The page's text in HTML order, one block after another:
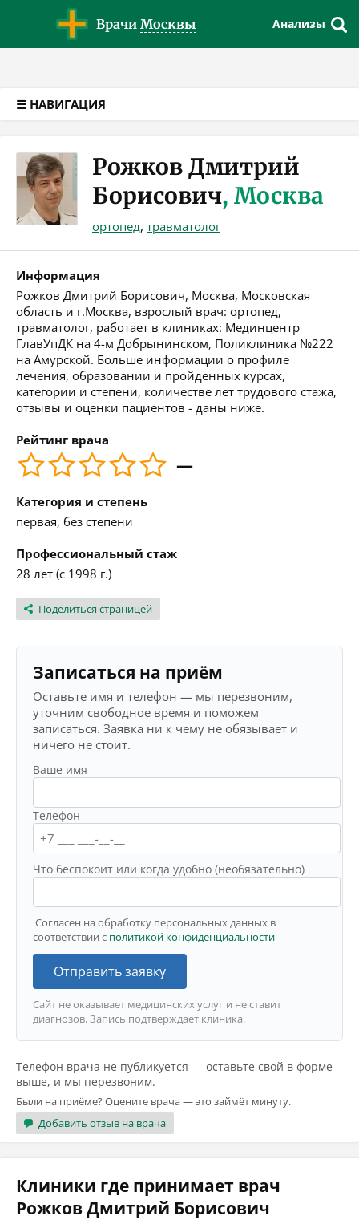
Врачи Москвы Анализы
☰ НАВИГАЦИЯ
Рожков Дмитрий
Борисович, Москва
ортопед, травматолог
Информация
Рожков Дмитрий Борисович, Москва, Московская
область и г.Москва, взрослый врач: ортопед,
травматолог, работает в клиниках: Мединцентр
ГлавУпДК на 4-м Добрынинском, Поликлиника №222
на Амурской. Больше информации о профиле
лечения, образовании и пройденных курсах,
категории и степени, количестве лет трудового стажа,
отзывы и оценки пациентов - даны ниже.
Рейтинг врача
—
Категория и степень
первая, без степени
Профессиональный стаж
28 лет (с 1998 г.)
Поделиться страницей
Записаться на приём
Оставьте имя и телефон — мы перезвоним,
уточним свободное время и поможем
записаться. Заявка ни к чему не обязывает и
ничего не стоит.
Ваше имя
Телефон
Что беспокоит или когда удобно (необязательно)
Согласен на обработку персональных данных в
соответствии с политикой конфиденциальности
Отправить заявку
Сайт не оказывает медицинских услуг и не ставит
диагнозов. Запись подтверждает клиника.
Телефон врача не публикуется — оставьте свой в форме
выше, и мы перезвоним.
Были на приёме? Оцените врача — это займёт минуту.
Добавить отзыв на врача
Клиники где принимает врач
Рожков Дмитрий Борисович